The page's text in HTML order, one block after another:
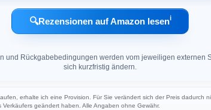
🔍Rezensionen auf Amazon lesenℹ︎
und Rückgabebedingungen werden vom jeweiligen externen
sich kurzfristig ändern.
erhalte ich eine Provision. Für Sie verändert sich der Preis dadurch
geändert haben. Alle Angaben ohne Gewähr.